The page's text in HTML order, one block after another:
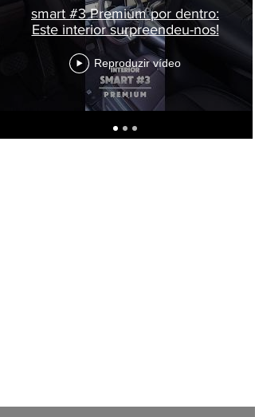
smart #3 Premium por dentro:
Este interior surpreendeu-nos!
Reproduzir vídeo